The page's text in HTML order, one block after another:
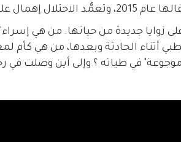
إهمال علاجها.
زوايا جديدة من حياتها. من هي
أثناء الحادثة وبعدها، من هي
في طياته ؟ وإلى أين وصلت في